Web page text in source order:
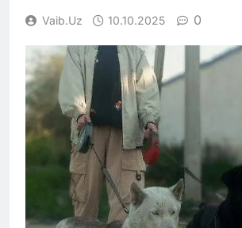
Vaib.uz 10.10.2025 0